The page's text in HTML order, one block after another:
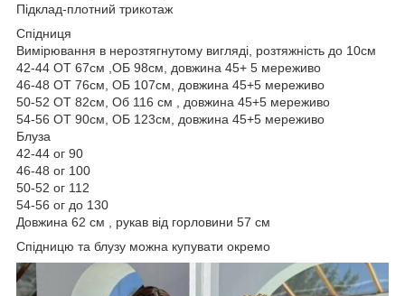
Підклад-плотний трикотаж
Спідниця
Вимірювання в нерозтягнутому вигляді, розтяжність до 10см
42-44 ОТ 67см ,ОБ 98см, довжина 45+ 5 мереживо
46-48 ОТ 76см, ОБ 107см, довжина 45+5 мереживо
50-52 ОТ 82см, Об 116 см , довжина 45+5 мереживо
54-56 ОТ 90см, ОБ 123см, довжина 45+5 мереживо
Блуза
42-44 ог 90
46-48 ог 100
50-52 ог 112
54-56 ог до 130
Довжина 62 см , рукав від горловини 57 см
Спідницю та блузу можна купувати окремо